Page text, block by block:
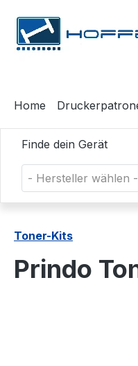
Hauptinhalt springen
Zur Suche springen
Zur Hauptnavigation
Home
Finde dein Gerät
- Hersteller wählen -
Toner-Kits
Prindo